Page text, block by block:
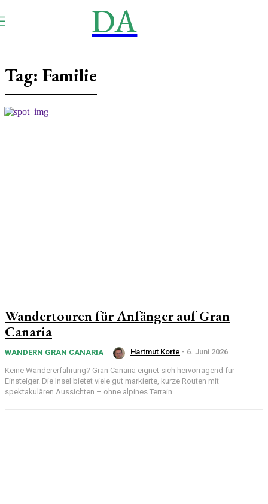
DA
Tag: Familie
Wandertouren für Anfänger auf Gran
Canaria
WANDERN GRAN CANARIA Hartmut Korte - 6. Juni 2026
Keine Wandererfahrung? Gran Canaria eignet sich hervorragend für
Einsteiger. Die Insel bietet viele gut markierte, kurze Routen mit
spektakulären Aussichten – ohne alpines Terrain...